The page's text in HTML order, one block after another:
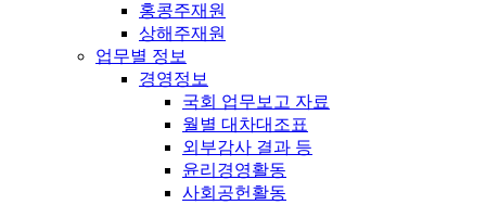
홍콩주재원
상해주재원
업무별 정보
경영정보
국회 업무보고 자료
월별 대차대조표
외부감사 결과 등
윤리경영활동
사회공헌활동